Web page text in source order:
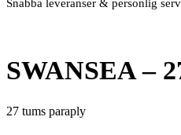
Snabba leveranser & personlig
SWANSEA –
27 tums paraply